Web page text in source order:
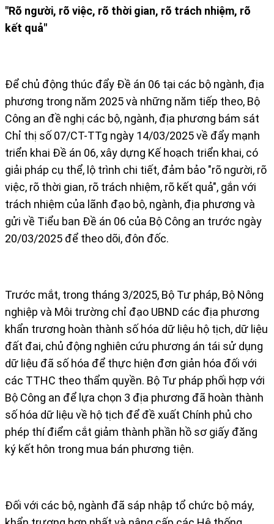
"Rõ người, rõ việc, rõ thời gian, rõ trách nhiệm, rõ
kết quả"
Để chủ động thúc đẩy Đề án 06 tại các bộ ngành, địa
phương trong năm 2025 và những năm tiếp theo, Bộ
Công an đề nghị các bộ, ngành, địa phương bám sát
Chỉ thị số 07/CT-TTg ngày 14/03/2025 về đẩy mạnh
triển khai Đề án 06, xây dựng Kế hoạch triển khai, có
giải pháp cụ thể, lộ trình chi tiết, đảm bảo "rõ người, rõ
việc, rõ thời gian, rõ trách nhiệm, rõ kết quả", gắn với
trách nhiệm của lãnh đạo bộ, ngành, địa phương và
gửi về Tiểu ban Đề án 06 của Bộ Công an trước ngày
20/03/2025 để theo dõi, đôn đốc.
Trước mắt, trong tháng 3/2025, Bộ Tư pháp, Bộ Nông
nghiệp và Môi trường chỉ đạo UBND các địa phương
khẩn trương hoàn thành số hóa dữ liệu hộ tịch, dữ liệu
đất đai, chủ động nghiên cứu phương án tái sử dụng
dữ liệu đã số hóa để thực hiện đơn giản hóa đối với
các TTHC theo thẩm quyền. Bộ Tư pháp phối hợp với
Bộ Công an để lựa chọn 3 địa phương đã hoàn thành
số hóa dữ liệu về hộ tịch để đề xuất Chính phủ cho
phép thí điểm cắt giảm thành phần hồ sơ giấy đăng
ký kết hôn trong mua bán phương tiện.
Đối với các bộ, ngành đã sáp nhập tổ chức bộ máy,